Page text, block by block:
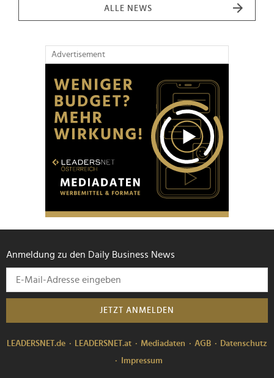
ALLE NEWS
Advertisement
Anmeldung zu den Daily Business News
JETZT ANMELDEN
LEADERSNET.de LEADERSNET.at Mediadaten AGB
Datenschutz
Impressum